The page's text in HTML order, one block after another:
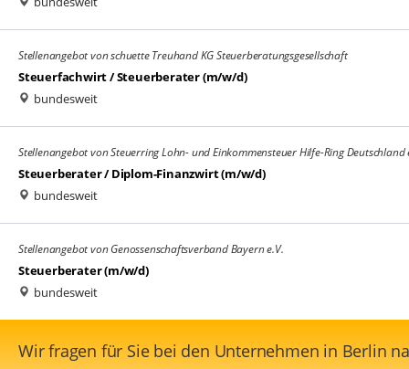
Stellenangebot von schuette Treuhand KG Steuerberatungsgesellschaft
Steuerfachwirt / Steuerberater (m/w/d)
bundesweit
Stellenangebot von Steuerring Lohn- und Einkommensteuer Hilfe-Ring Deutschland
Steuerberater / Diplom-Finanzwirt (m/w/d)
bundesweit
Stellenangebot von Genossenschaftsverband Bayern e.V.
Steuerberater (m/w/d)
bundesweit
Wir fragen für Sie bei den Unternehmen in Berlin